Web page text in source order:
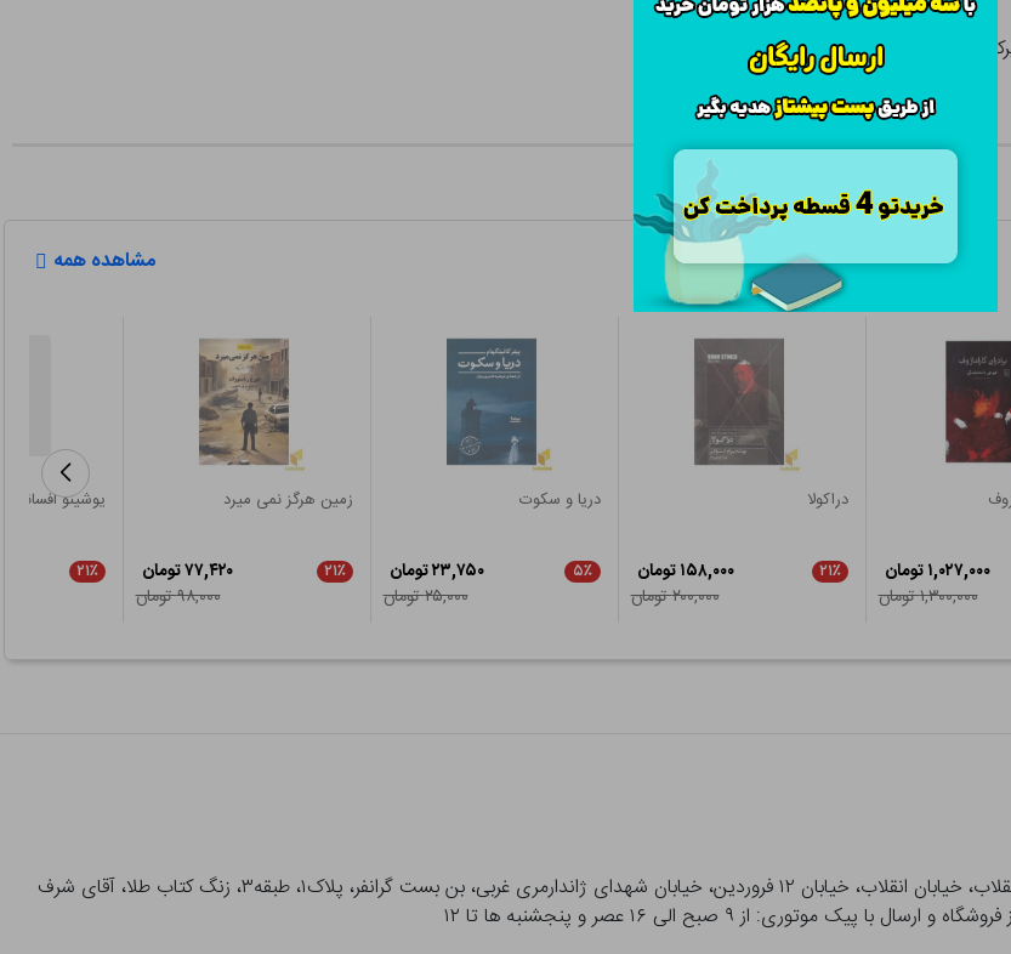
مشاهده همه
۱,۰۲۷,۰۰۰ تومان
۱,۳۰۰,۰۰۰ تومان
دراکولا
۲۱٪
۱۵۸,۰۰۰ تومان
۲۰۰,۰۰۰ تومان
دریا و سکوت
۵٪
۲۳,۷۵۰ تومان
۲۵,۰۰۰ تومان
زمین هرگز نمی میرد
۲۱٪
۷۷,۴۲۰ تومان
۹۸,۰۰۰ تومان
یوشینو افسانه
۲۱٪
آدرس تحویل حضوری سفارشات: میدان انقلاب، خیابان انقلاب، خیابان ۱۲ فروردین، خیابان شهدای ژاندارمری غربی، بن بست گرانفر، پلاک۱، طبقه۳، زنگ کتاب طلا، آقای شرف
موتوری: از ۹ صبح الی ۱۶ عصر و پنجشنبه ها تا ۱۲
بصورت حضوری از آدرس تحویل حضوری سفارش خود را بدون هیچ هزینه ای تحویل بگیرید.